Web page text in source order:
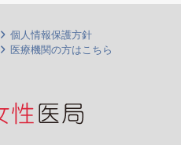
個人情報保護方針
医療機関の方はこちら